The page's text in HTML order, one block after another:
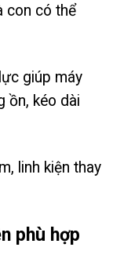
con có thể
giúp máy
ồn, kéo dài
linh kiện thay
phù hợp